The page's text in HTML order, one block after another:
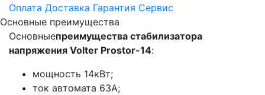
Оплата Доставка Гарантия Сервис
Основные преимущества
Основныепреимущества стабилизатора
напряжения Volter Prostor-14:
мощность 14кВт;
ток автомата 63А;